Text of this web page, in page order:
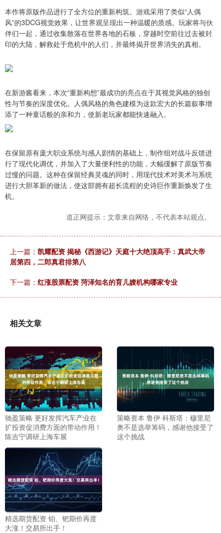
本作将原版作品进行了全方位的重新构筑。游戏采用了类似“人偶
风”的3DCG视觉效果，让世界观呈现出一种温暖的质感。玩家将与伙
伴们一起，通过收集散落在世界各地的石板，穿越时空前往过去被封
印的大陆，解救处于危机中的人们，并最终揭开世界消失的真相。
在新游酱看来，本次“重新构想”最成功的亮点在于其视觉风格的独创
性与节奏的深度优化。人偶风格的角色建模为这款宏大的长篇叙事增
添了一种童话般的亲和力，使新老玩家都能快速融入。
在保留原有庞大职业系统与感人剧情的基础上，制作组对战斗反馈进
行了现代化调优，并加入了大量便利性的功能，大幅缓解了原版节奏
过慢的问题。这种在保留经典灵魂的同时，用现代技术对美术与系统
进行大胆革新的做法，使这部拥有超长流程的史诗巨作重新焕发了生
机。
道正网提示：文章来自网络，不代表本站观点。
上一篇： 凯耀配资 揭秘《西游记》天庭十大绝顶高手：真武大帝
居第四，二郎真君排第八
下一篇： 红涨股票配资 菏泽知名的育儿嫂机构哪家专业
相关文章
驰盈策略 更好发挥汽车产业在
扩投资促消费方面的带动作用！
陈吉宁调研上海车展
策略资本 鲁伊·科斯塔：穆里尼
奥不是选举筹码，感谢他接受了
这个挑战
精选期货配资 铂、钯期价再度
大涨！交易所出手！